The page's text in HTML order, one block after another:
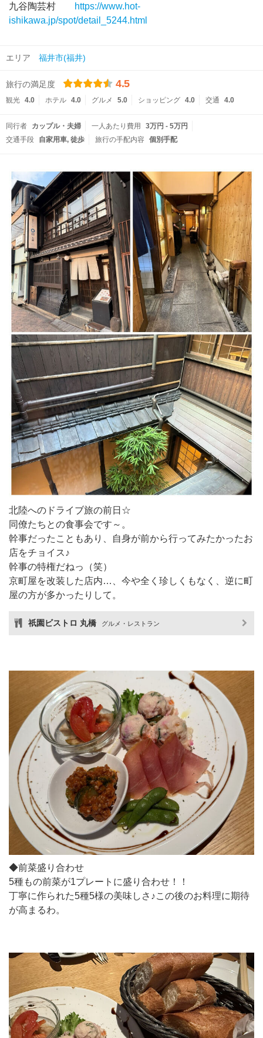
九谷陶芸村
https://www.hot-
ishikawa.jp/spot/detail_5244.html
エリア 福井市(福井)
旅行の満足度 4.5
観光 4.0 ホテル 4.0 グルメ 5.0 ショッピング 4.0 交通 4.0
同行者 カップル・夫婦 一人あたり費用
3万円 - 5万円
交通手段
自家用車 徒歩 旅行の手配内容 個別手配
北陸へのドライブ旅の前日☆
同僚たちとの食事会です～。
幹事だったこともあり、自身が前から行ってみたかったお
店をチョイス♪
幹事の特権だねっ（笑）
京町屋を改装した店内…、今や全く珍しくもなく、逆に町
屋の方が多かったりして。
祇園ビストロ 丸橋 グルメ・レストラン
◆前菜盛り合わせ
5種もの前菜が1プレートに盛り合わせ！！
丁寧に作られた5種5様の美味しさ♪この後のお料理に期待
が高まるわ。